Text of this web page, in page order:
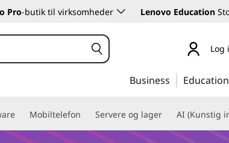
Pro-butik til virksomheder Lenovo Education
Log
Business Education
Mobiltelefon Servere og lager AI (Kunstig